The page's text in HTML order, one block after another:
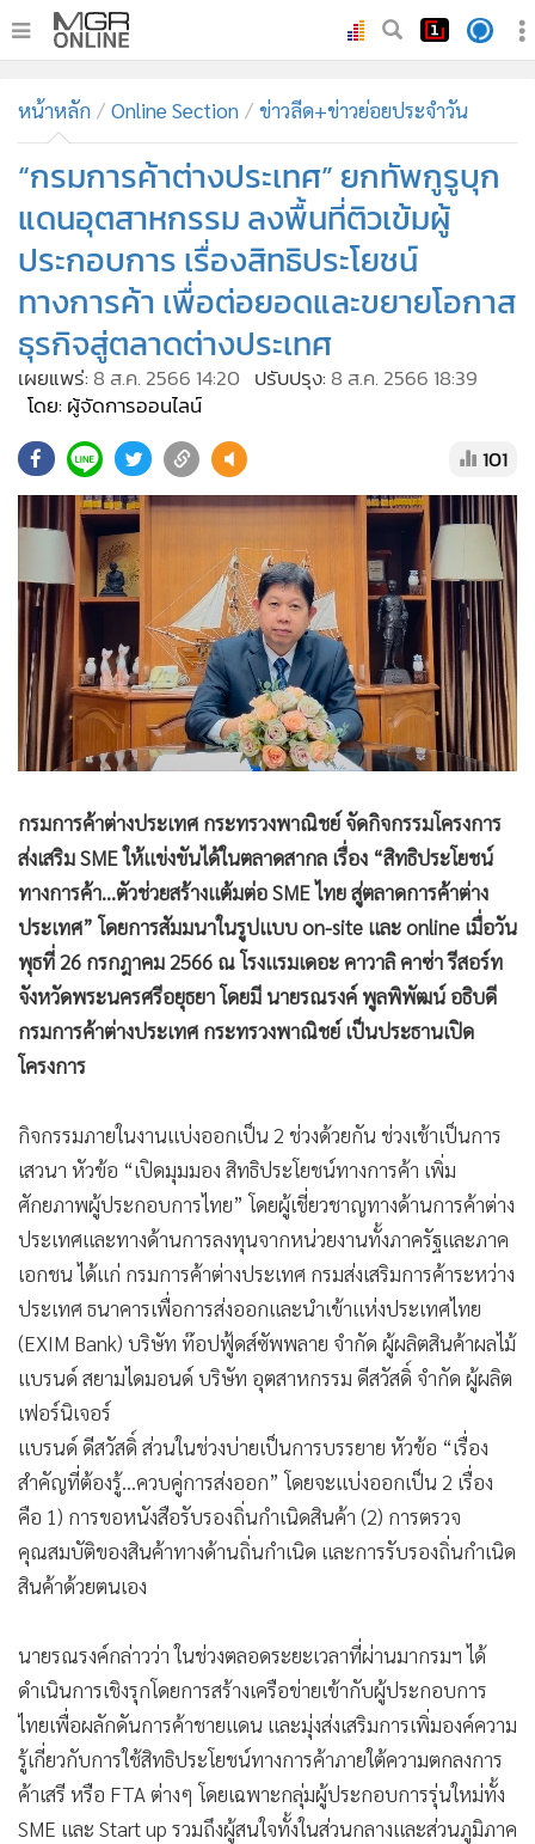
ทันเหตุการณ์
• ภาคใต้
Online Section
• บันเทิง
• ผู้จัดการรายวัน
• คอลัมนิสต์
• ละคร
CbizReview
• Cyber BIZ
• ผู้จัดกวน
• Good health & Well-being
Green Innovation & SD
• Management & HR
MGR Live
• Infographic
• การเมือง
• ท่องเที่ยว
• ต่างประเทศ
• Special Scoop
• เศรษฐกิจ-ธุรกิจ
• จีน
•
ชุมชน-คุณภาพชีวิต
อาชญากรรม
• Motoring
• วิทยาศาสตร์
• SMEs
• หุ้น
• อินโดจีน
• กองทุนรวม
• Celeb Online
• Factcheck
• ญี่ปุ่น
• News1
• Gotomanager
หน้าหลัก Online Section ข่าวลีด+ข่าวย่อยประจำวัน
“กรมการค้าต่างประเทศ” ยกทัพกูรูบุก
แดนอุตสาหกรรม ลงพื้นที่ติวเข้มผู้
ประกอบการ เรื่องสิทธิประโยชน์
ทางการค้า เพื่อต่อยอดและขยายโอกาส
ธุรกิจสู่ตลาดต่างประเทศ
เผยแพร่: 8 ส.ค. 2566 14:20 ปรับปรุง: 8 ส.ค. 2566 18:39
โดย: ผู้จัดการออนไลน์
101
กรมการค้าต่างประเทศ กระทรวงพาณิชย์ จัดกิจกรรมโครงการ
ส่งเสริม SME ให้แข่งขันได้ในตลาดสากล เรื่อง “สิทธิประโยชน์
ทางการค้า…ตัวช่วยสร้างแต้มต่อ SME ไทย สู่ตลาดการค้าต่าง
ประเทศ” โดยการสัมมนาในรูปแบบ on-site และ online เมื่อวัน
พุธที่ 26 กรกฎาคม 2566 ณ โรงแรมเดอะ คาวาลิ คาซ่า รีสอร์ท
จังหวัดพระนครศรีอยุธยา โดยมี นายรณรงค์ พูลพิพัฒน์ อธิบดี
กรมการค้าต่างประเทศ กระทรวงพาณิชย์ เป็นประธานเปิด
โครงการ
กิจกรรมภายในงานแบ่งออกเป็น 2 ช่วงด้วยกัน ช่วงเช้าเป็นการ
เสวนา หัวข้อ “เปิดมุมมอง สิทธิประโยชน์ทางการค้า เพิ่ม
ศักยภาพผู้ประกอบการไทย” โดยผู้เชี่ยวชาญทางด้านการค้าต่าง
ประเทศและทางด้านการลงทุนจากหน่วยงานทั้งภาครัฐและภาค
เอกชน ได้แก่ กรมการค้าต่างประเทศ กรมส่งเสริมการค้าระหว่าง
ประเทศ ธนาคารเพื่อการส่งออกและนำเข้าแห่งประเทศไทย
(EXIM Bank) บริษัท ท๊อปฟู้ดส์ซัพพลาย จำกัด ผู้ผลิตสินค้าผลไม้
แบรนด์ สยามไดมอนด์ บริษัท อุตสาหกรรม ดีสวัสดิ์ จำกัด ผู้ผลิต
เฟอร์นิเจอร์
แบรนด์ ดีสวัสดิ์ ส่วนในช่วงบ่ายเป็นการบรรยาย หัวข้อ “เรื่อง
สำคัญที่ต้องรู้…ควบคู่การส่งออก” โดยจะแบ่งออกเป็น 2 เรื่อง
คือ 1) การขอหนังสือรับรองถิ่นกำเนิดสินค้า (2) การตรวจ
คุณสมบัติของสินค้าทางด้านถิ่นกำเนิด และการรับรองถิ่นกำเนิด
สินค้าด้วยตนเอง
นายรณรงค์กล่าวว่า ในช่วงตลอดระยะเวลาที่ผ่านมากรมฯ ได้
ดำเนินการเชิงรุกโดยการสร้างเครือข่ายเข้ากับผู้ประกอบการ
ไทยเพื่อผลักดันการค้าชายแดน และมุ่งส่งเสริมการเพิ่มองค์ความ
รู้เกี่ยวกับการใช้สิทธิประโยชน์ทางการค้าภายใต้ความตกลงการ
ค้าเสรี หรือ FTA ต่างๆ โดยเฉพาะกลุ่มผู้ประกอบการรุ่นใหม่ทั้ง
SME และ Start up รวมถึงผู้สนใจทั้งในส่วนกลางและส่วนภูมิภาค